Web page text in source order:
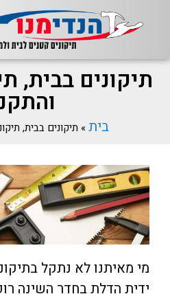
תיקונים בבית,
בית» תיקונים בבית,
מי מאיתנו לא נתקל
ידית הדלת בחדר השינה